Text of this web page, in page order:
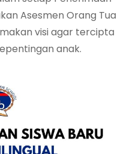
Asesmen Orang Tua
visi agar tercipta
anak.